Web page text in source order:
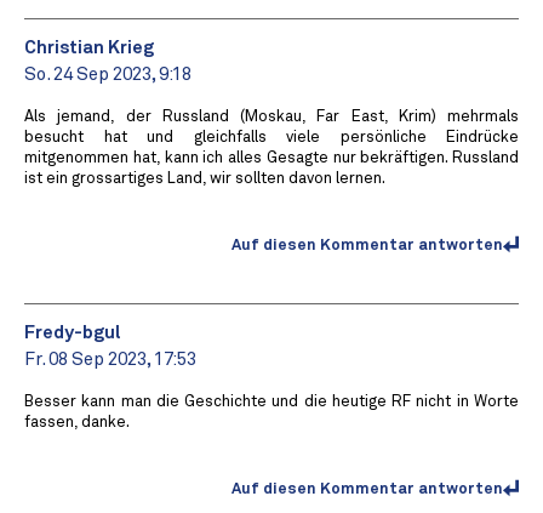
Christian Krieg
So. 24 Sep 2023, 9:18
Als jemand, der Russland (Moskau, Far East, Krim) mehrmals
besucht hat und gleichfalls viele persönliche Eindrücke
mitgenommen hat, kann ich alles Gesagte nur bekräftigen. Russland
ist ein grossartiges Land, wir sollten davon lernen.
Auf diesen Kommentar antworten
Fredy-bgul
Fr. 08 Sep 2023, 17:53
Besser kann man die Geschichte und die heutige RF nicht in Worte
fassen, danke.
Auf diesen Kommentar antworten